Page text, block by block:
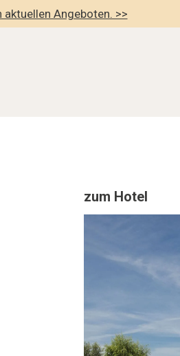
Angeboten. >>
Anmeldung
Register your Hotel
zum Hotel